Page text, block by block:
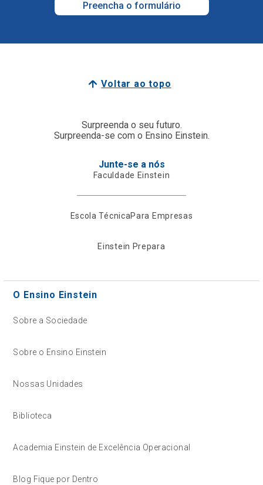
Preencha o formulário
Voltar ao topo
Surpreenda o seu futuro.
Surpreenda-se com o Ensino Einstein.
Junte-se a nós
Faculdade Einstein
Escola TécnicaPara Empresas
Einstein Prepara
O Ensino Einstein
Sobre a Sociedade
Sobre o Ensino Einstein
Nossas Unidades
Biblioteca
Academia Einstein de Excelência Operacional
Blog Fique por Dentro